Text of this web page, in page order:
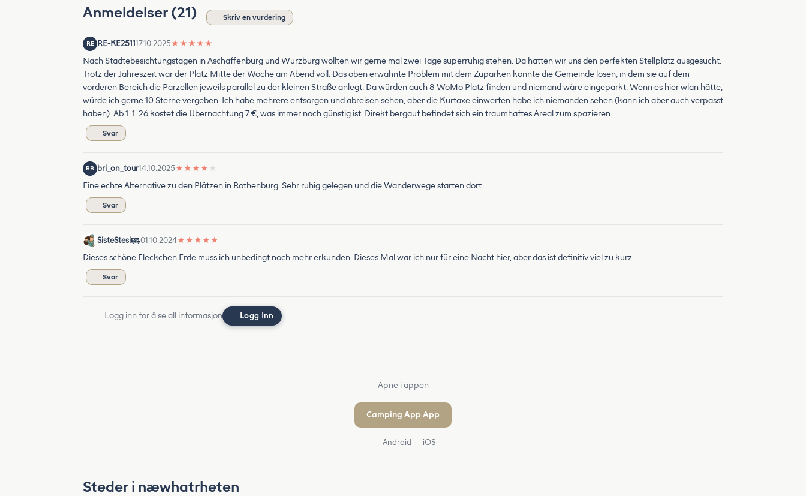
Anmeldelser (21) Skriv en vurdering
RE RE-KE251117.10.2025★ ★ ★ ★ ★
Nach Städtebesichtungstagen in Aschaffenburg und Würzburg wollten wir gerne mal zwei Tage superruhig stehen. Da hatten wir uns den perfekten Stellplatz ausgesucht.
Trotz der Jahreszeit war der Platz Mitte der Woche am Abend voll. Das oben erwähnte Problem mit dem Zuparken könnte die Gemeinde lösen, in dem sie auf dem
vorderen Bereich die Parzellen jeweils parallel zu der kleinen Straße anlegt. Da würden auch 8 WoMo Platz finden und niemand wäre eingeparkt. Wenn es hier wlan hätte,
würde ich gerne 10 Sterne vergeben. Ich habe mehrere entsorgen und abreisen sehen, aber die Kurtaxe einwerfen habe ich niemanden sehen (kann ich aber auch verpasst
haben). Ab 1. 1. 26 kostet die Übernachtung 7 €, was immer noch günstig ist. Direkt bergauf befindet sich ein traumhaftes Areal zum spazieren.
Svar
BR bri_on_tour14.10.2025★ ★ ★ ★ ★
Eine echte Alternative zu den Plätzen in Rothenburg. Sehr ruhig gelegen und die Wanderwege starten dort.
Svar
SisteStesi 01.10.2024★ ★ ★ ★ ★
Dieses schöne Fleckchen Erde muss ich unbedingt noch mehr erkunden. Dieses Mal war ich nur für eine Nacht hier, aber das ist definitiv viel zu kurz. . .
Svar
Logg inn for å se all informasjon Logg Inn
Åpne i appen
Camping App App
Android iOS
Steder i næwhatrheten